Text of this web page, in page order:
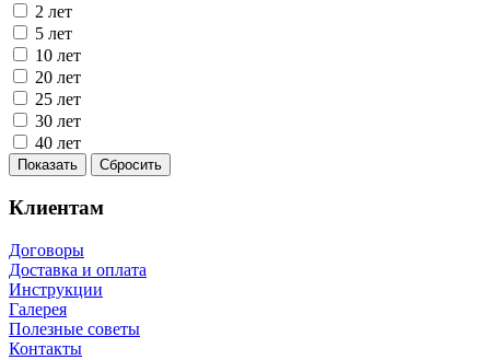
2 лет
5 лет
10 лет
20 лет
25 лет
30 лет
40 лет
Показать Сбросить
Клиентам
Договоры
Доставка и оплата
Инструкции
Галерея
Полезные советы
Контакты